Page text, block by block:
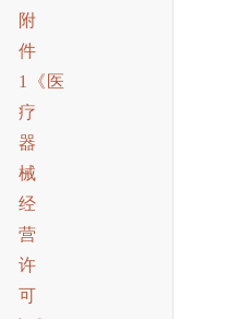
附
件
1《医
疗
器
械
经
营
许
可